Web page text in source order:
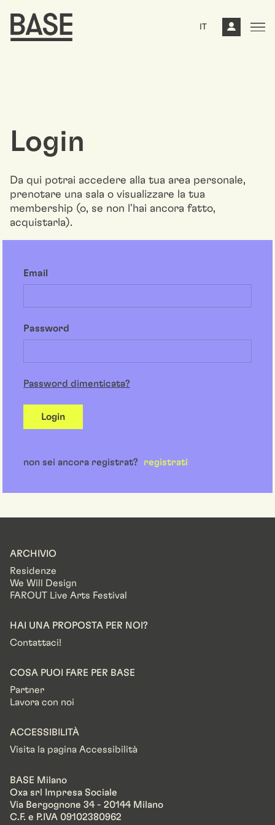
IT
Login
Da qui potrai accedere alla tua area personale,
prenotare una sala o visualizzare la tua
membership (o, se non l'hai ancora fatto,
acquistarla).
Email
Password
Password dimenticata?
Login
non sei ancora registrat? registrati
ARCHIVIO
Residenze
We Will Design
FAROUT Live Arts Festival
HAI UNA PROPOSTA PER NOI?
Contattaci!
COSA PUOI FARE PER BASE
Partner
Lavora con noi
ACCESSIBILITÀ
Visita la pagina Accessibilità
BASE Milano
Oxa srl Impresa Sociale
Via Bergognone 34 - 20144 Milano
C.F. e P.IVA 09102380962